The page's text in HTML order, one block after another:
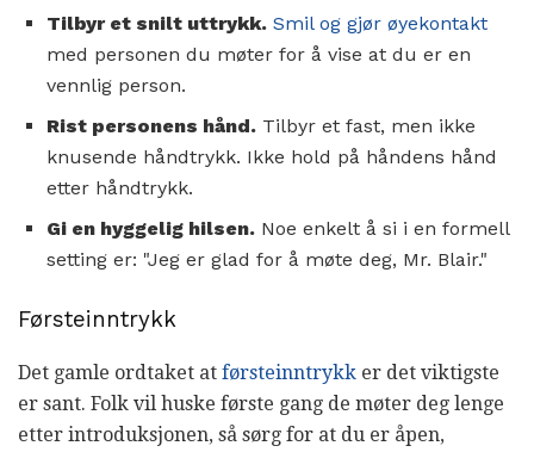
Tilbyr et snilt uttrykk. Smil og gjør øyekontakt
med personen du møter for å vise at du er en
vennlig person.
Rist personens hånd. Tilbyr et fast, men ikke
knusende håndtrykk. Ikke hold på håndens hånd
etter håndtrykk.
Gi en hyggelig hilsen. Noe enkelt å si i en formell
setting er: "Jeg er glad for å møte deg, Mr. Blair."
Førsteinntrykk
Det gamle ordtaket at førsteinntrykk er det viktigste
er sant. Folk vil huske første gang de møter deg lenge
etter introduksjonen, så sørg for at du er åpen,